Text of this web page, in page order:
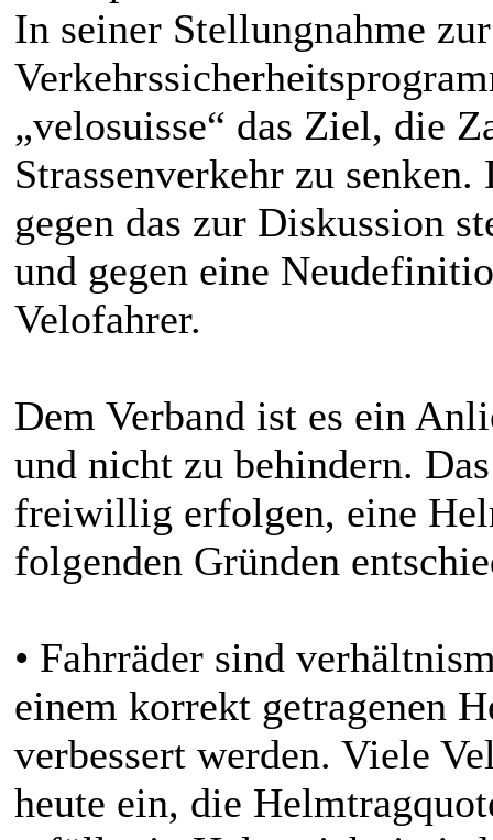
In seiner Stellungnahme
„velosuisse“ das Ziel, die
Strassenverkehr zu
gegen das zur Diskussion
und gegen eine
Velofahrer.
Dem Verband ist es ein
und nicht zu behindern.
freiwillig erfolgen, eine
folgenden Gründen
• Fahrräder sind
einem korrekt getragenen
verbessert werden. Viele
heute ein, die